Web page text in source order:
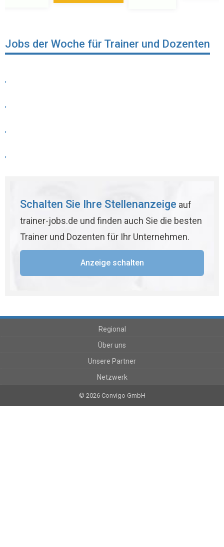
Jobs der Woche für Trainer und Dozenten
,
,
,
,
Schalten Sie Ihre Stellenanzeige auf
trainer-jobs.de und finden auch Sie die besten
Trainer und Dozenten für Ihr Unternehmen.
Anzeige schalten
Regional
Über uns
Unsere Partner
Netzwerk
© 2026 Convigo GmbH